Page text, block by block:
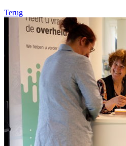
Terug